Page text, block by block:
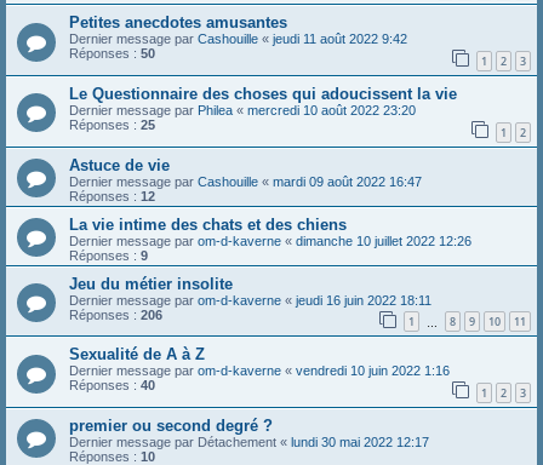
Petites anecdotes amusantes
Dernier message par Cashouille « jeudi 11 août 2022 9:42
Réponses : 50 1 2 3
Le Questionnaire des choses qui adoucissent la vie
Dernier message par Philea « mercredi 10 août 2022 23:20
Réponses : 25 1 2
Astuce de vie
Dernier message par Cashouille « mardi 09 août 2022 16:47
Réponses : 12
La vie intime des chats et des chiens
Dernier message par om-d-kaverne « dimanche 10 juillet 2022 12:26
Réponses : 9
Jeu du métier insolite
Dernier message par om-d-kaverne « jeudi 16 juin 2022 18:11
Réponses : 206 1 8 9 10 11
Sexualité de A à Z
Dernier message par om-d-kaverne « vendredi 10 juin 2022 1:16
Réponses : 40 1 2 3
premier ou second degré ?
Dernier message par Détachement « lundi 30 mai 2022 12:17
Réponses : 10